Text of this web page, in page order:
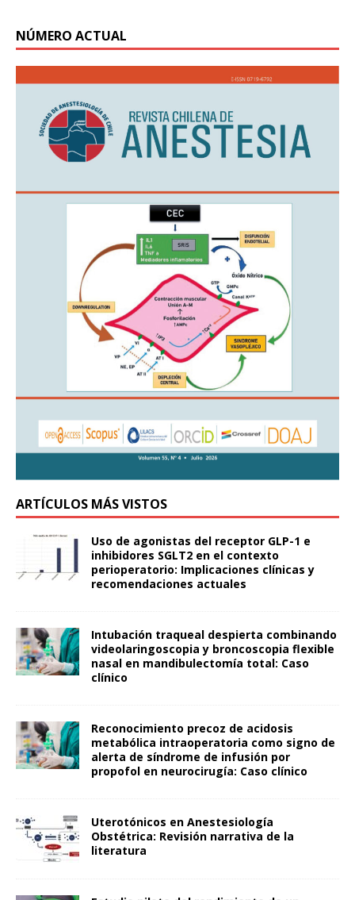
NÚMERO ACTUAL
ARTÍCULOS MÁS VISTOS
Uso de agonistas del receptor GLP-1 e
inhibidores SGLT2 en el contexto
perioperatorio: Implicaciones clínicas y
recomendaciones actuales
Intubación traqueal despierta combinando
videolaringoscopia y broncoscopia flexible
nasal en mandibulectomía total: Caso
clínico
Reconocimiento precoz de acidosis
metabólica intraoperatoria como signo de
alerta de síndrome de infusión por
propofol en neurocirugía: Caso clínico
Uterotónicos en Anestesiología
Obstétrica: Revisión narrativa de la
literatura